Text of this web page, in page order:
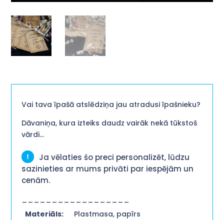
Vai tava īpašā atslēdziņa jau atradusi īpašnieku?
Dāvaniņa, kura izteiks daudz vairāk nekā tūkstoš
vārdi…
Ja vēlaties šo preci personalizēt, lūdzu
sazinieties ar mums privāti par iespējām un
cenām.
Materiāls:
Plastmasa, papīrs